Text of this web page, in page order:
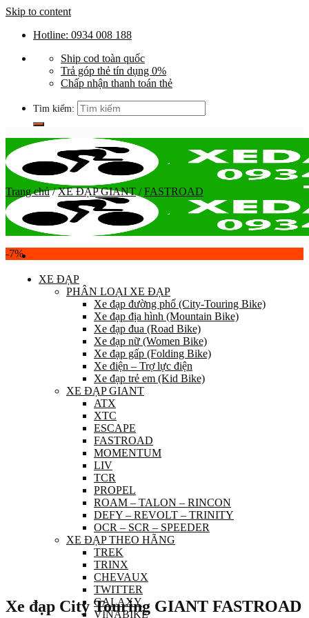
Skip to content
Hotline: 0934 008 188
Ship cod toàn quốc
Trả góp thẻ tín dụng 0%
Chấp nhận thanh toán thẻ
Tìm kiếm:
XE ĐẠP
PHÂN LOẠI XE ĐẠP
Xe đạp đường phố (City-Touring Bike)
Xe đạp địa hình (Mountain Bike)
Xe đạp đua (Road Bike)
Xe đạp nữ (Women Bike)
Xe đạp gấp (Folding Bike)
Xe điện – Trợ lực điện
Xe đạp trẻ em (Kid Bike)
XE ĐẠP GIANT
ATX
XTC
ESCAPE
FASTROAD
MOMENTUM
LIV
TCR
PROPEL
ROAM – TALON – RINCON
DEFY – REVOLT – TRINITY
OCR – SCR – SPEEDER
XE ĐẠP THEO HÃNG
TREK
TRINX
CHEVAUX
TWITTER
GALAXY
VINABIKE
Trang chủ / XE ĐẠP GIANT / FASTROAD
-7%
Xe đạp City Touring GIANT FASTROAD